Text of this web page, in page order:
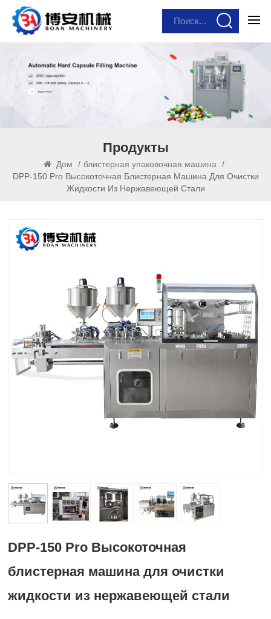
Продукты
Дом / блистерная упаковочная машина /
DPP-150 Pro Высокоточная Блистерная Машина Для Очистки
Жидкости Из Нержавеющей Стали
DPP-150 Pro Высокоточная
блистерная машина для очистки
жидкости из нержавеющей стали